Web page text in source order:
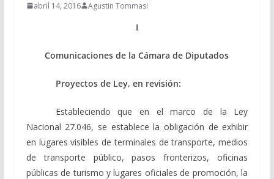
abril 14, 2016 Agustin Tommasi
I
Comunicaciones de la Cámara de Diputados
Proyectos de Ley, en revisión:
Estableciendo que en el marco de la Ley
Nacional 27.046, se establece la obligación de exhibir
en lugares visibles de terminales de transporte, medios
de transporte público, pasos fronterizos, oficinas
públicas de turismo y lugares oficiales de promoción, la